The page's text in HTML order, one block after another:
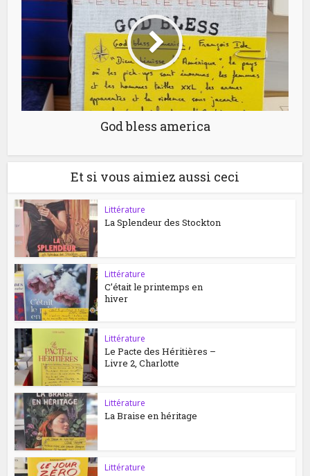
God bless america
Et si vous aimiez aussi ceci
Littérature
La Splendeur des Stockton
Littérature
C’était le printemps en
hiver
Littérature
Le Pacte des Héritières –
Livre 2, Charlotte
Littérature
La Braise en héritage
Littérature